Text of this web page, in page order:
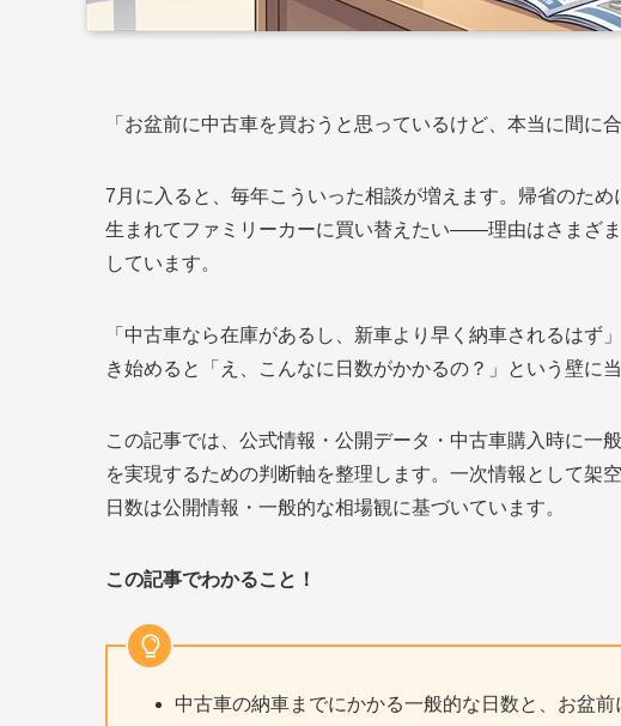
「お盆前に中古車を買おうと思っているけど、本当に間に
7月に入ると、毎年こういった相談が増えます。帰省のた
生まれてファミリーカーに買い替えたい——理由はさまざ
しています。
「中古車なら在庫があるし、新車より早く納車されるは
き始めると「え、こんなに日数がかかるの？」という壁に
この記事では、公式情報・公開データ・中古車購入時に一
を実現するための判断軸を整理します。一次情報として架
日数は公開情報・一般的な相場観に基づいています。
この記事でわかること！
中古車の納車までにかかる一般的な日数と、お盆